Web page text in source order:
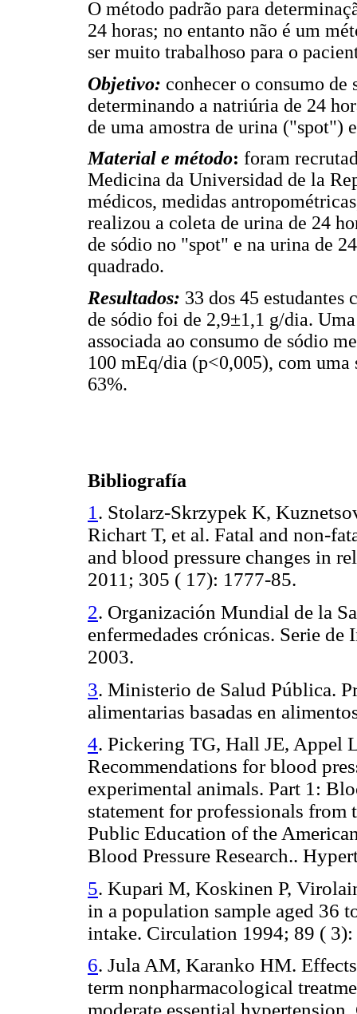
O método padrão para
24 horas; no entanto não é um
ser muito trabalhoso para o
Objetivo: conhecer o consumo
determinando a natriúria de 24
de uma amostra de urina ("spot")
Material e método: foram
Medicina da Universidad de la
médicos, medidas
realizou a coleta de urina de 24
de sódio no "spot" e na urina de
quadrado.
Resultados: 33 dos 45 estudantes
de sódio foi de 2,9±1,1 g/dia.
associada ao consumo de sódio
100 mEq/dia (p<0,005), com
63%.
Bibliografía
1 . Stolarz-Skrzypek K,
Richart T, et al. Fatal and non-
and blood pressure changes in
2011; 305 ( 17): 1777-85.
2. Organización Mundial de la
enfermedades crónicas. Serie
2003.
3. Ministerio de Salud Pública.
alimentarias basadas en
4. Pickering TG, Hall JE, Appel
Recommendations for blood
experimental animals. Part 1:
statement for professionals from
Public Education of the
Blood Pressure Research..
5. Kupari M, Koskinen P,
in a population sample aged 36
intake. Circulation 1994; 89 (
6. Jula AM, Karanko HM.
term nonpharmacological